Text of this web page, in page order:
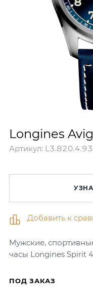
Longines
Артикул:
Мужские,
часы Longines Spirit
Добавить к
ПОД ЗАКАЗ